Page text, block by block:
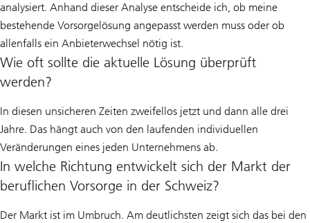
analysiert. Anhand dieser Analyse entscheide ich, ob meine
bestehende Vorsorgelösung angepasst werden muss oder ob
allenfalls ein Anbieterwechsel nötig ist.
Wie oft sollte die aktuelle Lösung überprüft
werden?
In diesen unsicheren Zeiten zweifellos jetzt und dann alle drei
Jahre. Das hängt auch von den laufenden individuellen
Veränderungen eines jeden Unternehmens ab.
In welche Richtung entwickelt sich der Markt der
beruflichen Vorsorge in der Schweiz?
Der Markt ist im Umbruch. Am deutlichsten zeigt sich das bei den